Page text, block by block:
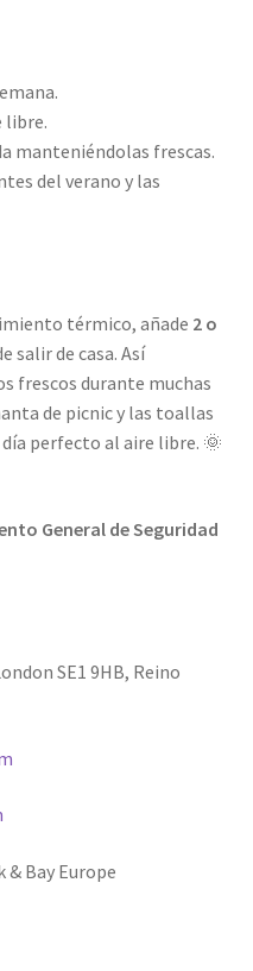
libre.
manteniéndolas frescas.
del verano y las
térmico, añade 2 o
salir de casa. Así
frescos durante muchas
de picnic y las toallas
perfecto al aire libre. 🌞
General de Seguridad
SE1 9HB, Reino
& Bay Europe